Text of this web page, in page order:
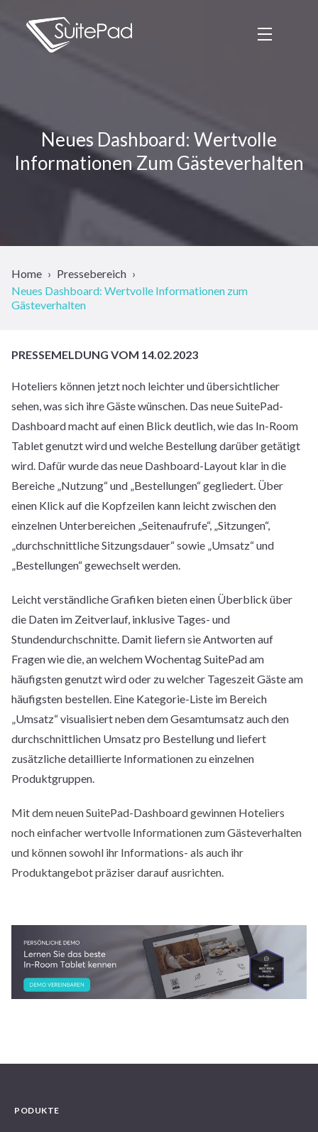
Neues Dashboard: Wertvolle
Informationen Zum Gästeverhalten
Home
Pressebereich
Neues Dashboard: Wertvolle Informationen zum
Gästeverhalten
PRESSEMELDUNG VOM 14.02.2023
Hoteliers können jetzt noch leichter und übersichtlicher
sehen, was sich ihre Gäste wünschen. Das neue SuitePad-
Dashboard macht auf einen Blick deutlich, wie das In-Room
Tablet genutzt wird und welche Bestellung darüber getätigt
wird. Dafür wurde das neue Dashboard-Layout klar in die
Bereiche „Nutzung“ und „Bestellungen“ gegliedert. Über
einen Klick auf die Kopfzeilen kann leicht zwischen den
einzelnen Unterbereichen „Seitenaufrufe“, „Sitzungen“,
„durchschnittliche Sitzungsdauer“ sowie „Umsatz“ und
„Bestellungen“ gewechselt werden.
Leicht verständliche Grafiken bieten einen Überblick über
die Daten im Zeitverlauf, inklusive Tages- und
Stundendurchschnitte. Damit liefern sie Antworten auf
Fragen wie die, an welchem Wochentag SuitePad am
häufigsten genutzt wird oder zu welcher Tageszeit Gäste am
häufigsten bestellen. Eine Kategorie-Liste im Bereich
„Umsatz“ visualisiert neben dem Gesamtumsatz auch den
durchschnittlichen Umsatz pro Bestellung und liefert
zusätzliche detaillierte Informationen zu einzelnen
Produktgruppen.
Mit dem neuen SuitePad-Dashboard gewinnen Hoteliers
noch einfacher wertvolle Informationen zum Gästeverhalten
und können sowohl ihr Informations- als auch ihr
Produktangebot präziser darauf ausrichten.
PODUKTE